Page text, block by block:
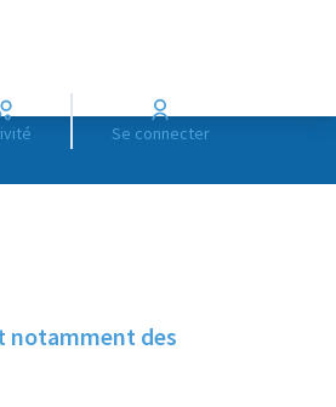
Se connecter
notamment des